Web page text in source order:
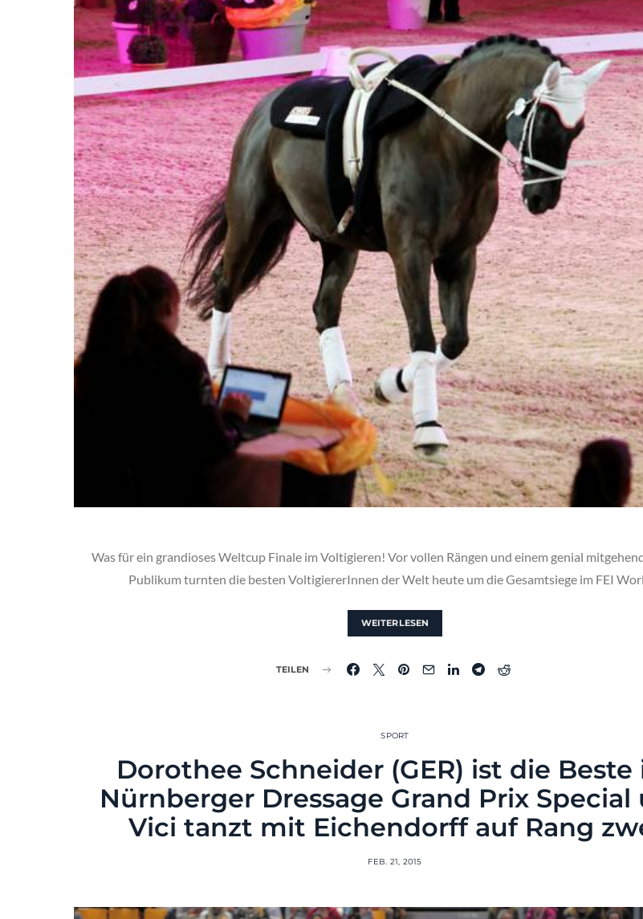
Was für ein grandioses Weltcup Finale im Voltigieren! Vor vollen Rängen und einem genial
Publikum turnten die besten VoltigiererInnen der Welt heute um die Gesamtsiege im FEI
WEITERLESEN
TEILEN
SPORT
Dorothee Schneider (GER) ist die Beste
Nürnberger Dressage Grand Prix Special
Vici tanzt mit Eichendorff auf Rang
FEB. 21, 2015